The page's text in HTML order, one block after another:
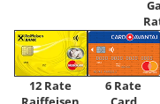
12 Rate
6 Rate